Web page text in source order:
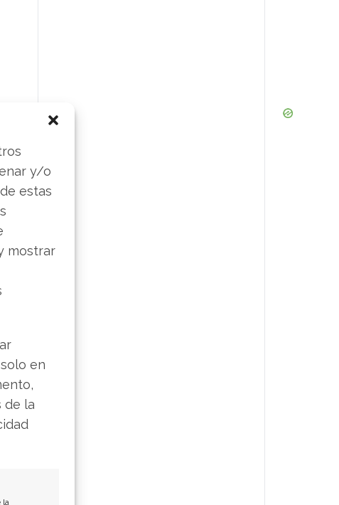
y/o
estas
mostrar
en
de la
la